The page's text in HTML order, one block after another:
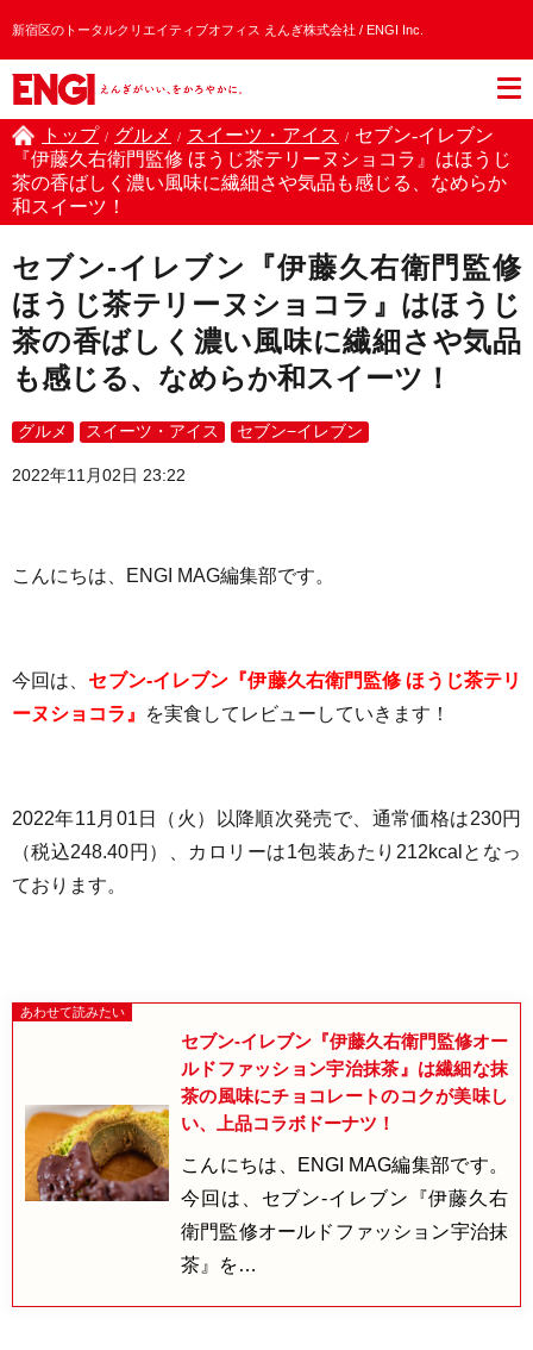
新宿区のトータルクリエイティブオフィス えんぎ株式会社 / ENGI Inc.
トップ / グルメ / スイーツ・アイス / セブン-イレブン
『伊藤久右衛門監修 ほうじ茶テリーヌショコラ』はほうじ
茶の香ばしく濃い風味に繊細さや気品も感じる、なめらか
和スイーツ！
セブン-イレブン『伊藤久右衛門監修
ほうじ茶テリーヌショコラ』はほうじ
茶の香ばしく濃い風味に繊細さや気品
も感じる、なめらか和スイーツ！
グルメ スイーツ・アイス セブン−イレブン
2022年11月02日 23:22
こんにちは、ENGI MAG編集部です。
今回は、 セブン-イレブン『伊藤久右衛門監修 ほうじ茶テリ
ーヌショコラ』
を実食してレビューしていきます！
2022年11月01日（火）以降順次発売で、通常価格は230円
（税込248.40円）
カロリーは1包装あたり 212kcal となっ
ております。
セブン-イレブン『伊藤久右衛門監修オー
ルドファッション宇治抹茶』は繊細な抹
茶の風味にチョコレートのコクが美味し
い、上品コラボドーナツ！
こんにちは、ENGI MAG編集部です。
今回は、セブン-イレブン『伊藤久右
衛門監修オールドファッション宇治抹
茶』を…